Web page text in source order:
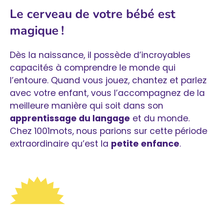
Le cerveau de votre bébé est
magique !
Dès la naissance, il possède d’incroyables
capacités à comprendre le monde qui
l’entoure. Quand vous jouez, chantez et parlez
avec votre enfant, vous l’accompagnez de la
meilleure manière qui soit dans son
apprentissage du langage et du monde.
Chez 1001mots, nous parions sur cette période
extraordinaire qu’est la petite enfance.